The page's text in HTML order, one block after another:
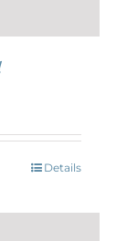
Details